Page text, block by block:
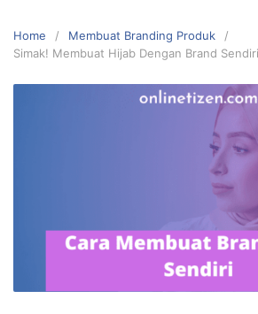
Home
Membuat Branding Produk
Simak! Membuat Hijab Dengan Brand